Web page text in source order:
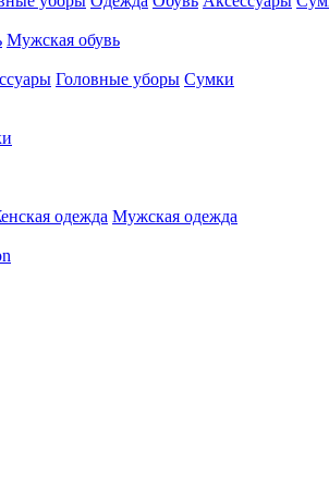
Мужская обувь
Головные уборы Сумки
одежда Мужская одежда